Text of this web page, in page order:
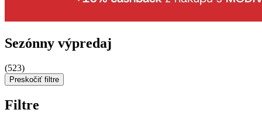
Sezónny výpredaj
(523)
Preskočiť filtre
Filtre